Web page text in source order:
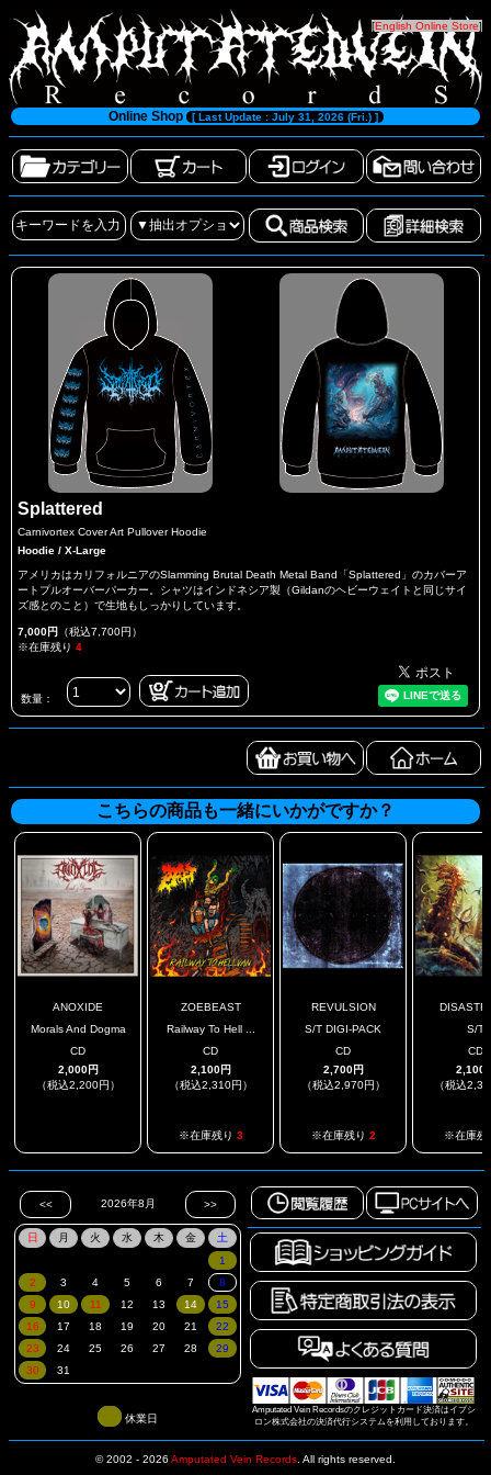
[English Online Store]
Online Shop [ Last Update : July 31, 2026 (Fri.) ]
Splattered
Carnivortex Cover Art Pullover Hoodie
Hoodie / X-Large
アメリカはカリフォルニアのSlamming Brutal Death Metal Band「Splattered」のカバーア
ートプルオーバーパーカー。シャツはインドネシア製（Gildanのヘビーウェイトと同じサイ
ズ感とのこと）で生地もしっかりしています。
7,000円 （税込7,700円）
※在庫残り 4
数量：
こちらの商品も一緒にいかがですか？
ANOXIDE
Morals And Dogma
CD
2,000円
（税込2,200円）
ZOEBEAST
Railway To Hell ...
CD
2,100円
（税込2,310円）
※在庫残り 3
REVULSION
S/T DIGI-PACK
CD
2,700円
（税込2,970円）
※在庫残り 2
S/T
CD
2,100
（税込
※在庫残
Amputated Vein Recordsのクレジットカード決済はイプシ
ロン株式会社の決済代行システムを利用しております。
休業日
© 2002 - 2026 Amputated Vein Records All rights reserved.